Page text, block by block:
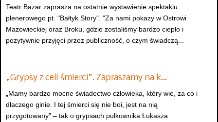
Teatr Bazar zaprasza na ostatnie wystawienie spektaklu
plenerowego pt. "Bałtyk Story". "Za nami pokazy w Ostrowi
Mazowieckiej oraz Broku, gdzie zostaliśmy bardzo ciepło i
pozytywnie przyjęci przez publiczność, o czym świadczą...
„Grypsy z celi śmierci”. Zapraszamy na k…
„Mamy bardzo mocne świadectwo człowieka, który wie, za co i
dlaczego ginie. I tej śmierci się nie boi, jest na nią
przygotowany” – tak o grypsach pułkownika Łukasza